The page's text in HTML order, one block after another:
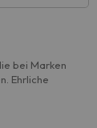
bei Marken
Ehrliche